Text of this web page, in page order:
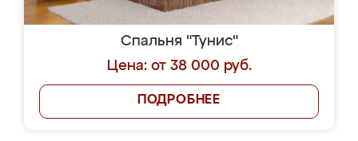
Спальня "Тунис"
Цена: от 38 000 руб.
ПОДРОБНЕЕ